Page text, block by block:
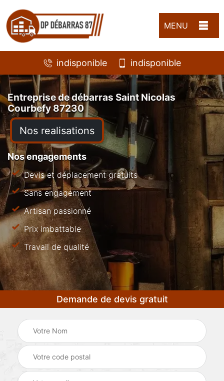
MENU
indisponible indisponible
Entreprise de débarras Saint Nicolas
Courbefy 87230
Nos realisations
Nos engagements
Devis et déplacement gratuits
Sans engagement
Artisan passionné
Prix imbattable
Travail de qualité
Demande de devis gratuit